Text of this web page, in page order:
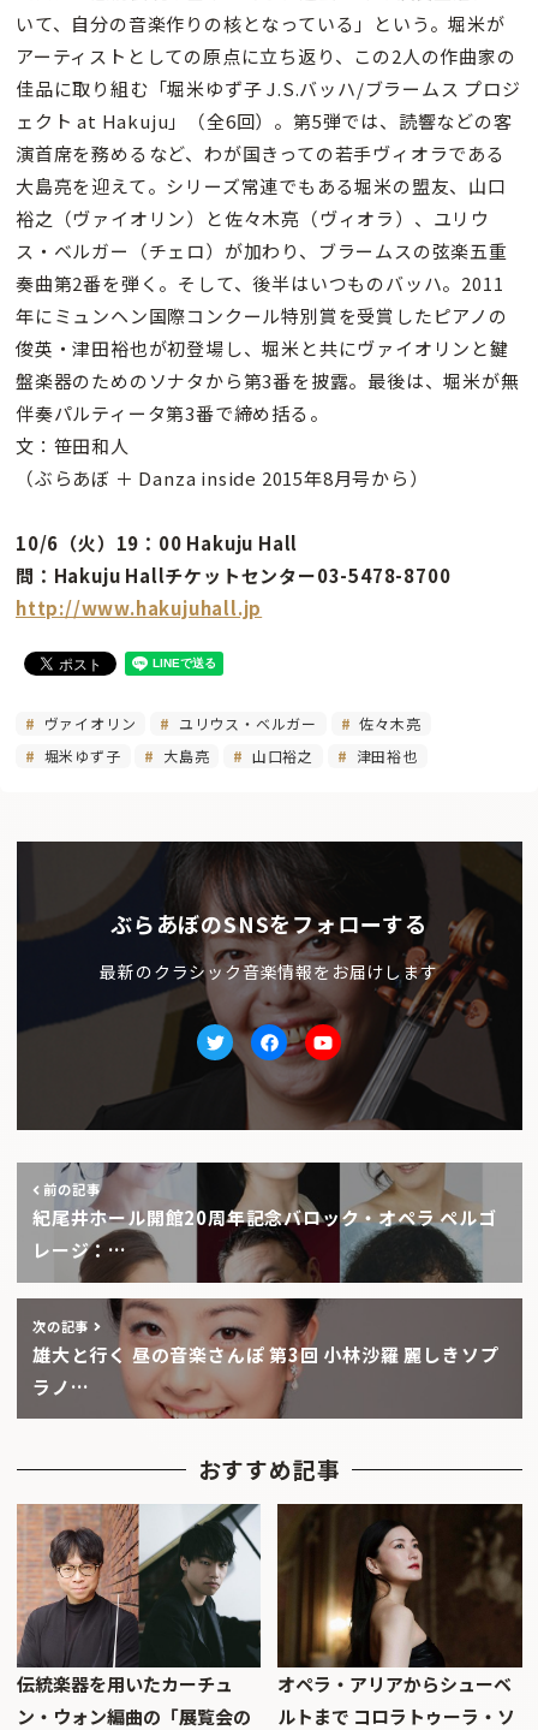
いて、自分の音楽作りの核となっている」という。堀米が
アーティストとしての原点に立ち返り、この2人の作曲家の
佳品に取り組む「堀米ゆず子 J.S.バッハ/ブラームス プロジ
ェクト at Hakuju」（全6回）。第5弾では、読響などの客
演首席を務めるなど、わが国きっての若手ヴィオラである
大島亮を迎えて。シリーズ常連でもある堀米の盟友、山口
裕之（ヴァイオリン）と佐々木亮（ヴィオラ）、ユリウ
ス・ベルガー（チェロ）が加わり、ブラームスの弦楽五重
奏曲第2番を弾く。そして、後半はいつものバッハ。2011
年にミュンヘン国際コンクール特別賞を受賞したピアノの
俊英・津田裕也が初登場し、堀米と共にヴァイオリンと鍵
盤楽器のためのソナタから第3番を披露。最後は、堀米が無
伴奏パルティータ第3番で締め括る。
文：笹田和人
（ぶらあぼ ＋ Danza inside 2015年8月号から）
10/6（火）19：00 Hakuju Hall
問：Hakuju Hallチケットセンター03-5478-8700
http://www.hakujuhall.jp
ヴァイオリン ユリウス・ベルガー
佐々木亮
堀米ゆず子
大島亮 山口裕之 津田裕也
ぶらあぼのSNSをフォローする
最新のクラシック音楽情報をお届けします
TwitterfacebookYoutube
前の記事
紀尾井ホール開館20周年記念バロック・オペラ ペルゴ
レージ：…
次の記事
雄大と行く 昼の音楽さんぽ 第3回 小林沙羅 麗しきソプ
ラノ…
おすすめ記事
伝統楽器を用いたカーチュ
ン・ウォン編曲の「展覧会の
オペラ・アリアからシューベ
ルトまで コロラトゥーラ・ソ